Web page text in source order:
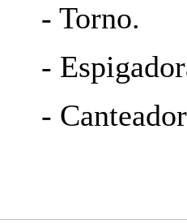
- Torno.
-
-